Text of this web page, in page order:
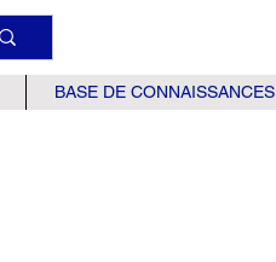
BASE DE CONNAISSANCES